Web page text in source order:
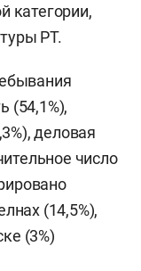
категории,
РТ.
(54,1%),
деловая
число
(14,5%),
(3%)